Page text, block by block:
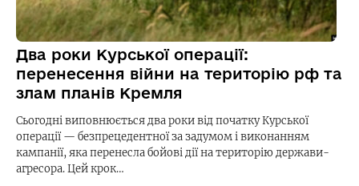
Два роки Курської операції:
перенесення війни на територію рф та
злам планів Кремля
Сьогодні виповнюється два роки від початку Курської
операції — безпрецедентної за задумом і виконанням
кампанії, яка перенесла бойові дії на територію держави-
агресора. Цей крок…